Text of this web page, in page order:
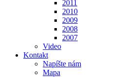
2011
2010
2009
2008
2007
Video
Kontakt
Napíšte nám
Mapa